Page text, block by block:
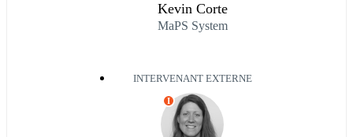
Kevin Corte
MaPS System
INTERVENANT EXTERNE
I